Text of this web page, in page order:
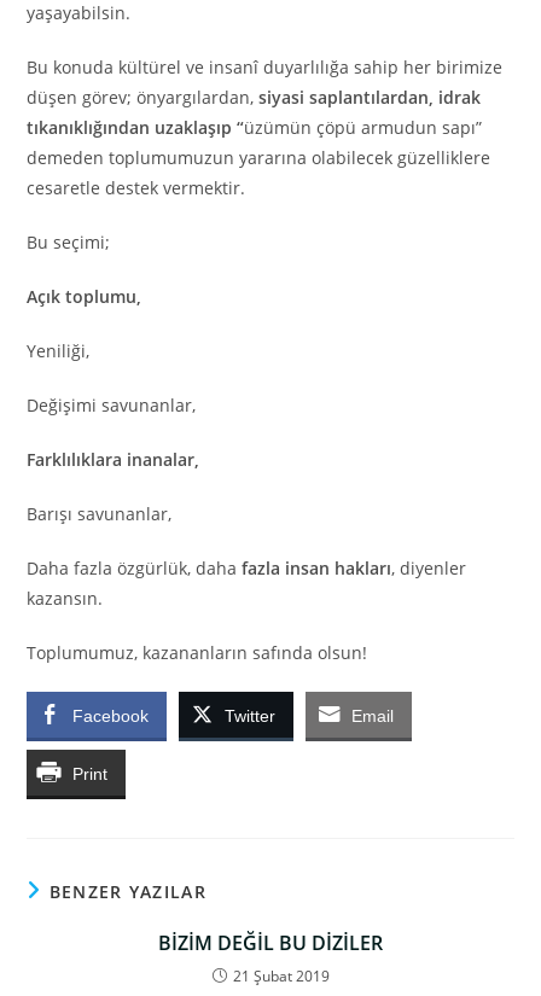
yaşayabilsin.
Bu konuda kültürel ve insanî duyarlılığa sahip her birimize
düşen görev; önyargılardan,siyasi saplantılardan, idrak
tıkanıklığından uzaklaşıp “üzümün çöpü armudun sapı”
demeden toplumumuzun yararına olabilecek güzelliklere
cesaretle destek vermektir.
Bu seçimi;
Açık toplumu,
Yeniliği,
Değişimi savunanlar,
Farklılıklara inanalar,
Barışı savunanlar,
Daha fazla özgürlük, dahafazla insan hakları, diyenler
kazansın.
Toplumumuz, kazananların safında olsun!
Facebook Twitter Email
Print
BENZER YAZILAR
BİZİM DEĞİL BU DİZİLER
21 Şubat 2019